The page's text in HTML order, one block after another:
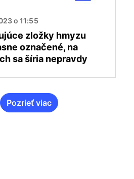
o 11:55
zložky hmyzu
označené, na
sa šíria nepravdy
Pozrieť viac